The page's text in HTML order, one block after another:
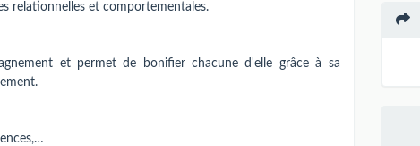
relationnelles et comportementales.
et permet de bonifier chacune d'elle grâce à sa